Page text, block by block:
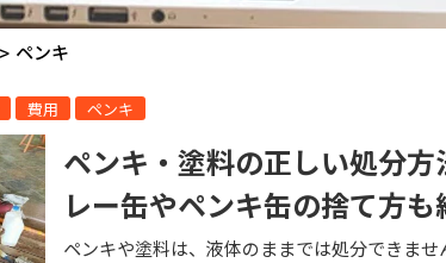
ペンキ
費用 ペンキ
ペンキ・塗料の正しい処分
レー缶やペンキ缶の捨て方も
ペンキや塗料は、液体のままでは処分できま